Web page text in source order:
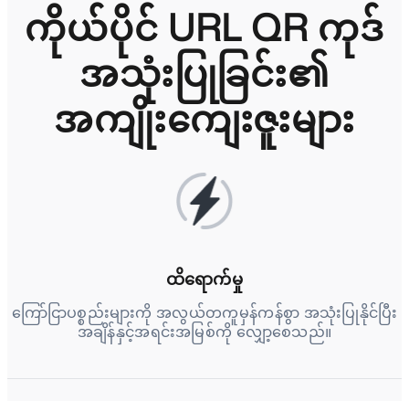
ကိုယ်ပိုင် URL QR ကုဒ်
အသုံးပြုခြင်း၏
အကျိုးကျေးဇူးများ
ထိရောက်မှု
ကြော်ငြာပစ္စည်းများကို အလွယ်တကူမှန်ကန်စွာ အသုံးပြုနိုင်ပြီး
အချိန်နှင့်အရင်းအမြစ်ကို လျှော့စေသည်။